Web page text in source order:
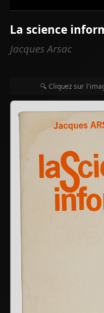
La science
Jacques Arsac
🔍 Cliquez sur